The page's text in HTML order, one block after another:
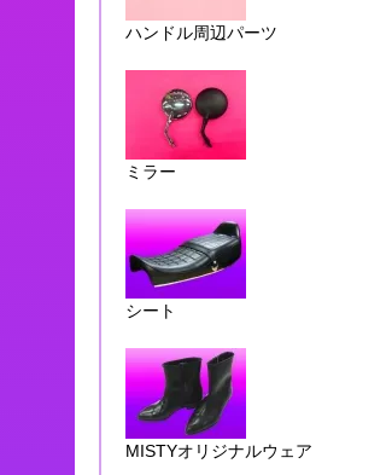
ハンドル周辺パーツ
ミラー
シート
MISTYオリジナルウェア